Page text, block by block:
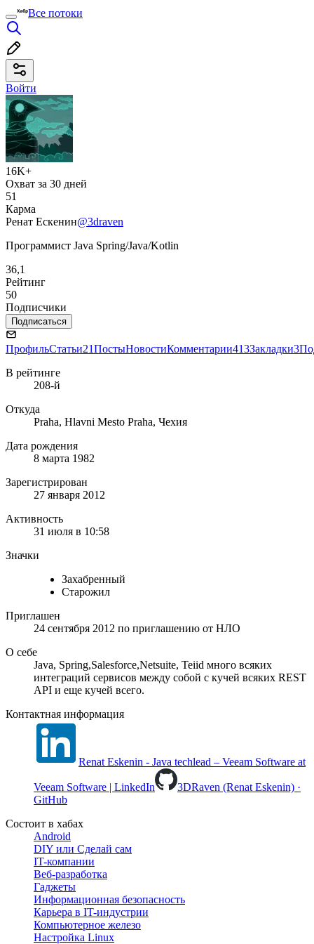
Все потоки
Войти
16K+
Охват за 30 дней
51
Карма
Ренат Ескенин@3draven
Программист Java Spring/Java/Kotlin
36,1
Рейтинг
50
Подписчики
Подписаться
ПрофильСтатьи21ПостыНовостиКомментарии413Закладки3
В рейтинге
208-й
Откуда
Praha, Hlavni Mesto Praha, Чехия
Дата рождения
8 марта 1982
Зарегистрирован
27 января 2012
Активность
31 июля в 10:58
Значки
Захабренный
Старожил
Приглашен
24 сентября 2012 по приглашению от НЛО
О себе
Java, Spring,Salesforce,Netsuite, Teiid много всяких
интеграций сервисов между собой с кучей всяких REST
API и еще кучей всего.
Контактная информация
Renat Eskenin - Java techlead – Veeam Software at
Veeam Software | LinkedIn
3DRaven (Renat Eskenin) ·
GitHub
Состоит в хабах
Android
DIY или Сделай сам
IT-компании
Веб-разработка
Гаджеты
Информационная безопасность
Карьера в IT-индустрии
Компьютерное железо
Настройка Linux